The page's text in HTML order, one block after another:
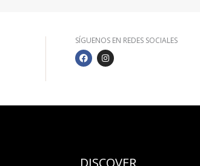
SÍGUENOS EN REDES SOCIALES
F
A
C
O
I
N
S
R